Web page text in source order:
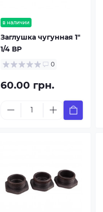
в наличии
Заглушка чугунная 1"
1/4 ВР
0
60.00 грн.